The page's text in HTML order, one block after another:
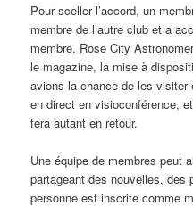
Pour sceller l’accord, un
membre de l’autre club et a
membre. Rose City
le magazine, la mise à
avions la chance de les visiter
en direct en visioconférence,
fera autant en retour.
Une équipe de membres peut
partageant des nouvelles, des
personne est inscrite comme